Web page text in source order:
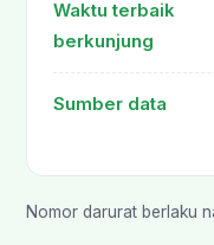
Waktu terbaik
berkunjung
Sumber data
Nomor darurat berlaku